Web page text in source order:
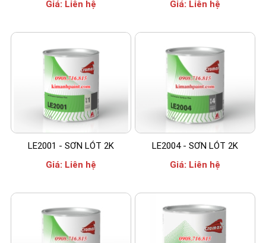
Giá: Liên hệ
Giá: Liên hệ
LE2001 - SƠN LÓT 2K
Giá: Liên hệ
LE2004 - SƠN LÓT 2K
Giá: Liên hệ